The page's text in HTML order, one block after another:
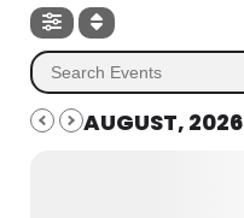
AUGUST, 2026